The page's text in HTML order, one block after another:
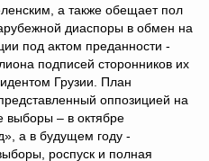
а также обещает пол
диаспоры в обмен на
под актом преданности -
подписей сторонников их
Грузии. План
оппозицией на
выборы – в октябре
а в будущем году -
роспуск и полная